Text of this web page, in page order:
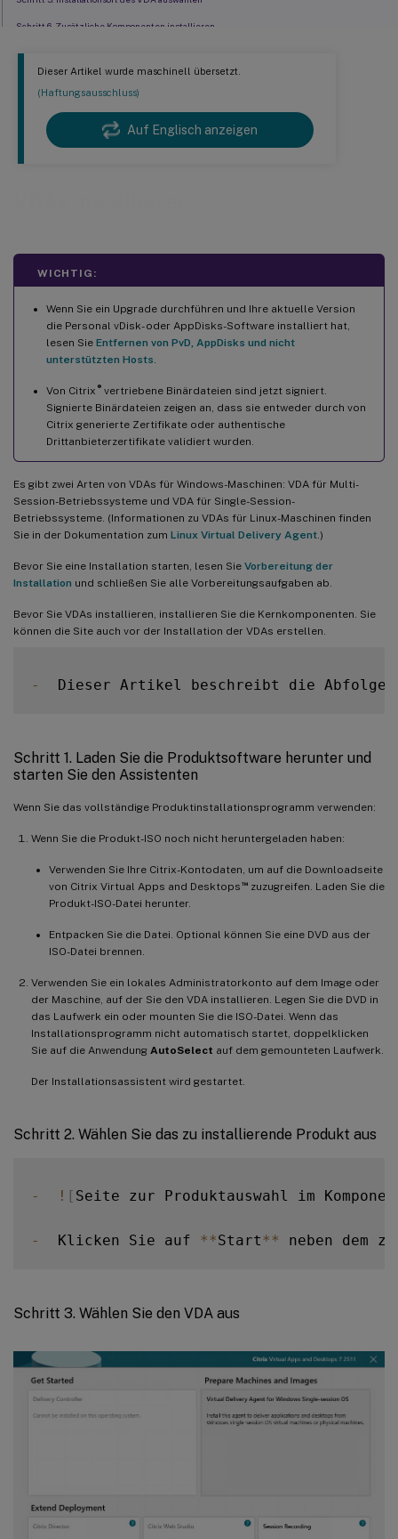
Dieser Artikel wurde maschinell übersetzt.
(Haftungsausschluss)
Auf Englisch anzeigen
WICHTIG:
Wenn Sie ein Upgrade durchführen und Ihre aktuelle Version
die Personal vDisk- oder AppDisks-Software installiert hat,
lesen Sie Entfernen von PvD, AppDisks und nicht
unterstützten Hosts
Von Citrix ®vertriebene Binärdateien sind jetzt signiert.
Signierte Binärdateien zeigen an, dass sie entweder durch von
Citrix generierte Zertifikate oder authentische
Drittanbieterzertifikate validiert wurden.
Es gibt zwei Arten von VDAs für Windows-Maschinen: VDA für Multi-
Session-Betriebssysteme und VDA für Single-Session-
Betriebssysteme. (Informationen zu VDAs für Linux-Maschinen finden
Sie in der Dokumentation zum Linux Virtual Delivery Agent .)
Bevor Sie eine Installation starten, lesen Sie Vorbereitung der
Installation und schließen Sie alle Vorbereitungsaufgaben ab.
Bevor Sie VDAs installieren, installieren Sie die Kernkomponenten. Sie
können die Site auch vor der Installation der VDAs erstellen.
-
Dieser Artikel beschreibt die
Schritt 1. Laden Sie die Produktsoftware herunter und
starten Sie den Assistenten
Wenn Sie das vollständige Produktinstallationsprogramm verwenden:
Wenn Sie die Produkt-ISO noch nicht heruntergeladen haben:
Verwenden Sie Ihre Citrix-Kontodaten, um auf die Downloadseite
von Citrix Virtual Apps and Desktops ™zuzugreifen. Laden Sie die
Produkt-ISO-Datei herunter.
Entpacken Sie die Datei. Optional können Sie eine DVD aus der
ISO-Datei brennen.
Verwenden Sie ein lokales Administratorkonto auf dem Image oder
der Maschine, auf der Sie den VDA installieren. Legen Sie die DVD in
das Laufwerk ein oder mounten Sie die ISO-Datei. Wenn das
Installationsprogramm nicht automatisch startet, doppelklicken
Sie auf die Anwendung AutoSelect auf dem gemounteten Laufwerk.
Der Installationsassistent wird gestartet.
Schritt 2. Wählen Sie das zu installierende Produkt aus
- ! [ Seite zur Produktauswahl im
-
  Klicken Sie auf
**Start** neben dem
Schritt 3. Wählen Sie den VDA aus
Schritt 6. Zusätzliche Komponenten installieren
Schritt 7. Optionale Software installieren
™
Schritt 10. Funktionen aktivieren oder deaktivieren
Problembehandlung